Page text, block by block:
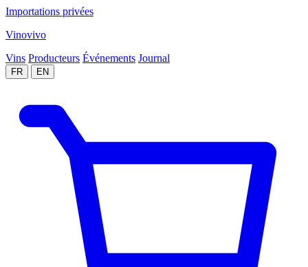
Importations privées
Vinovivo
Vins Producteurs Événements Journal
FR EN